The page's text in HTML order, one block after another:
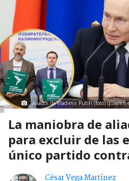
Aliados de Vladimir Putin (foto) quieren
La maniobra de
para excluir de las
único partido
César Vega Martínez